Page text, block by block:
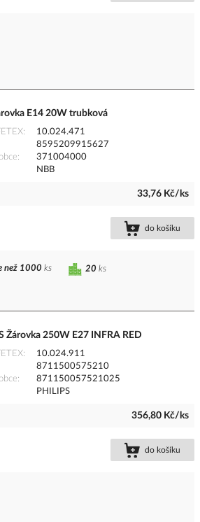
E14 20W trubková
10.024.471
8595209915627
371004000
NBB
33,76 Kč/ks
do košíku
20 ks
než 1000 ks
Žárovka 250W E27 INFRA RED
10.024.911
8711500575210
871150057521025
PHILIPS
356,80 Kč/ks
do košíku